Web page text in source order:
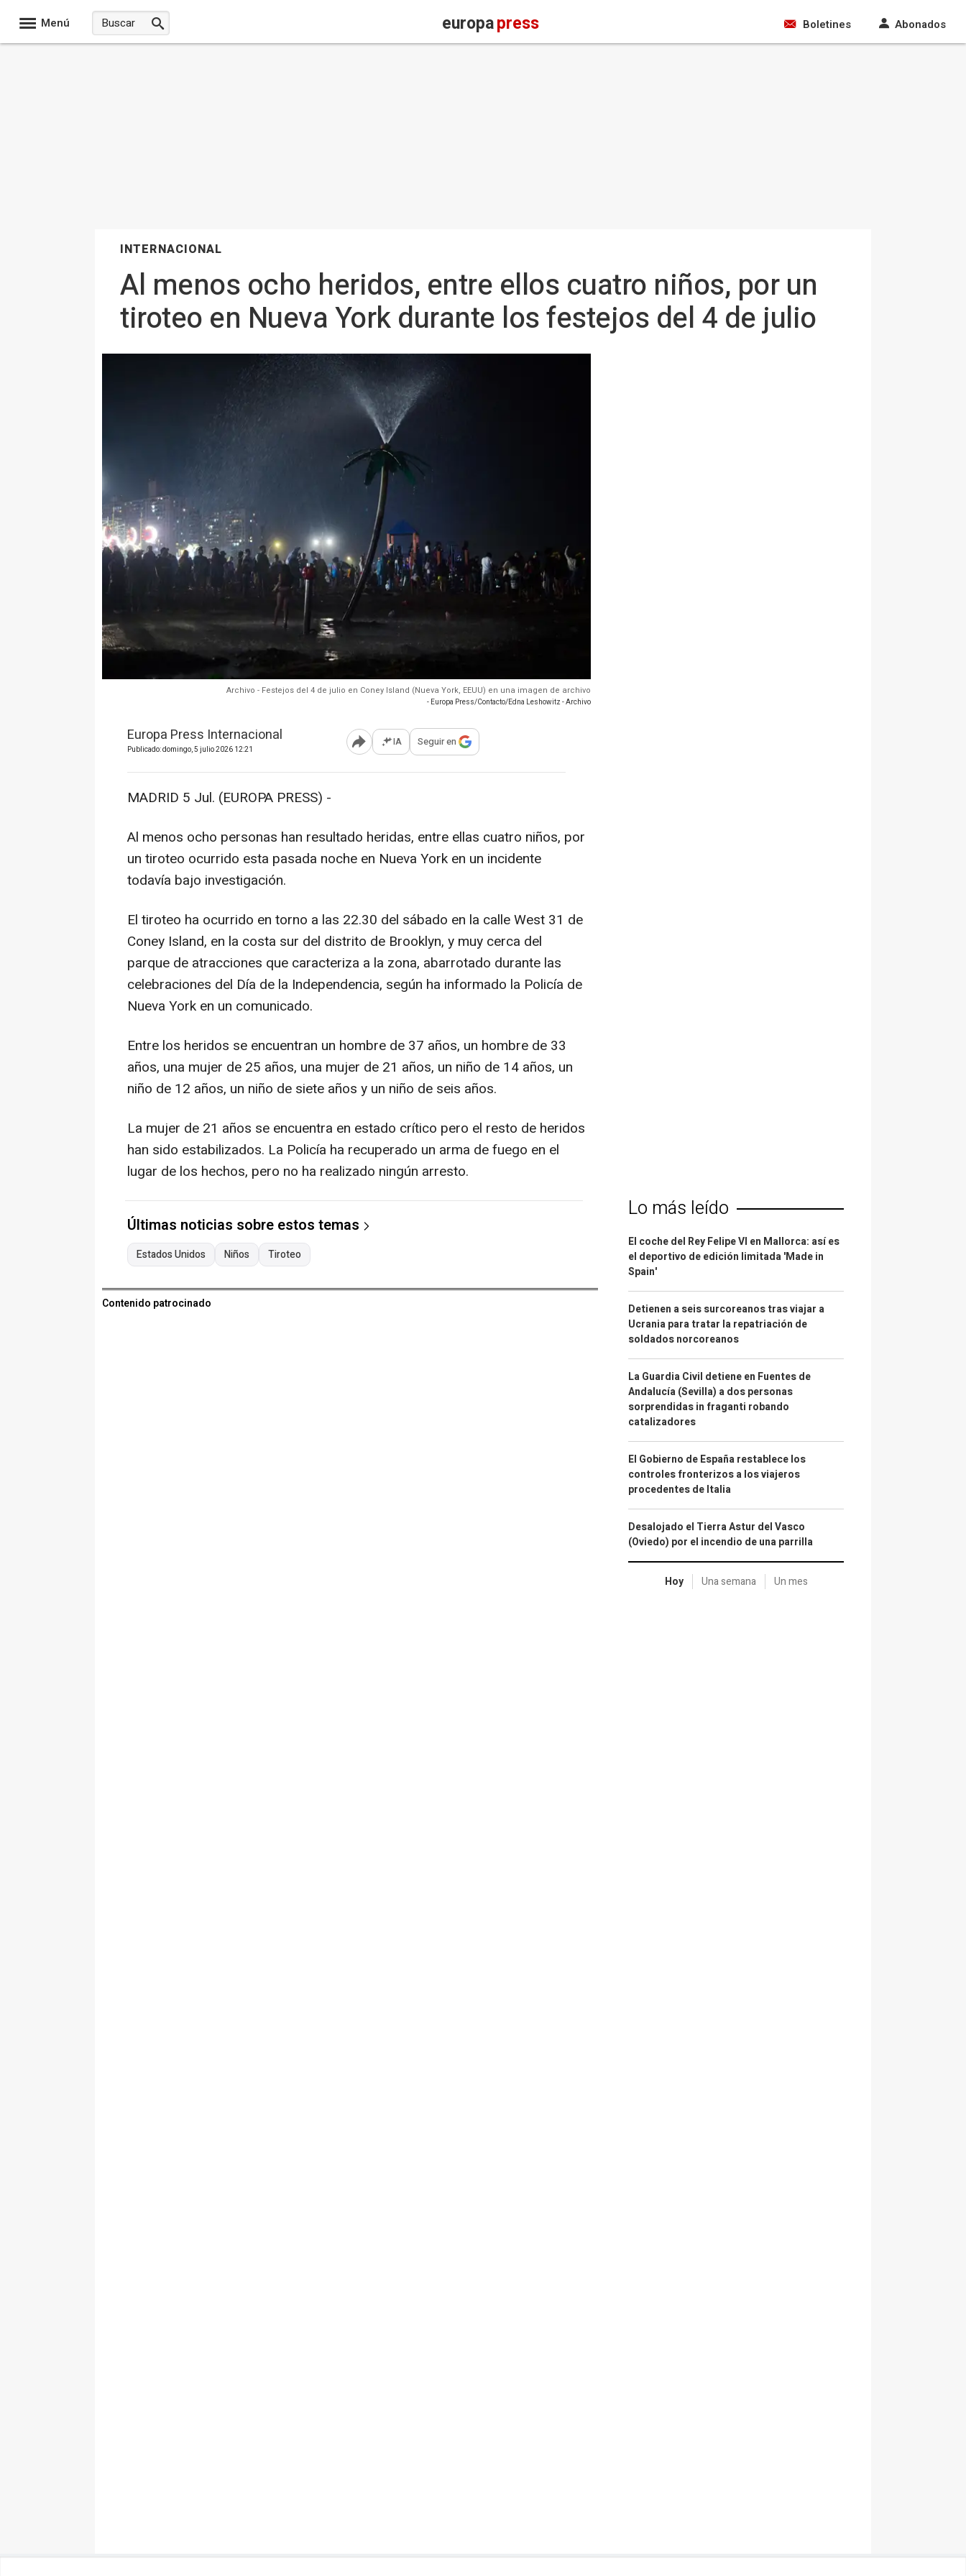
Menú europapress Boletines Abonados
INTERNACIONAL
Al menos ocho heridos, entre ellos cuatro niños, por un
tiroteo en Nueva York durante los festejos del 4 de julio
Archivo - Festejos del 4 de julio en Coney Island (Nueva York, EEUU) en una imagen de archivo
- Europa Press/Contacto/Edna Leshowitz - Archivo
Europa Press Internacional
Publicado: domingo, 5 julio 2026 12:21 Abrir opciones para compartir
IA Seguir en
MADRID 5 Jul. (EUROPA PRESS) -
Al menos ocho personas han resultado heridas, entre ellas cuatro niños, por
un tiroteo ocurrido esta pasada noche en Nueva York en un incidente
todavía bajo investigación.
El tiroteo ha ocurrido en torno a las 22.30 del sábado en la calle West 31 de
Coney Island, en la costa sur del distrito de Brooklyn, y muy cerca del
parque de atracciones que caracteriza a la zona, abarrotado durante las
celebraciones del Día de la Independencia, según ha informado la Policía de
Nueva York en un comunicado.
Entre los heridos se encuentran un hombre de 37 años, un hombre de 33
años, una mujer de 25 años, una mujer de 21 años, un niño de 14 años, un
niño de 12 años, un niño de siete años y un niño de seis años.
La mujer de 21 años se encuentra en estado crítico pero el resto de heridos
han sido estabilizados. La Policía ha recuperado un arma de fuego en el
lugar de los hechos, pero no ha realizado ningún arresto.
Últimas noticias sobre estos temas
Estados Unidos Niños Tiroteo
Contenido patrocinado
Lo más leído
El coche del Rey Felipe VI en Mallorca: así es
el deportivo de edición limitada 'Made in
Spain'
Detienen a seis surcoreanos tras viajar a
Ucrania para tratar la repatriación de
soldados norcoreanos
La Guardia Civil detiene en Fuentes de
Andalucía (Sevilla) a dos personas
sorprendidas in fraganti robando
catalizadores
El Gobierno de España restablece los
controles fronterizos a los viajeros
procedentes de Italia
Desalojado el Tierra Astur del Vasco
(Oviedo) por el incendio de una parrilla
Hoy Una semana Un mes